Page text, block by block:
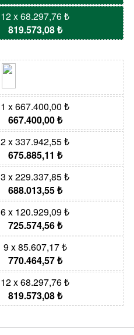
12 x 68.297,76 ₺
819.573,08 ₺
1 x 667.400,00 ₺
667.400,00 ₺
2 x 337.942,55 ₺
675.885,11 ₺
3 x 229.337,85 ₺
688.013,55 ₺
6 x 120.929,09 ₺
725.574,56 ₺
9 x 85.607,17 ₺
770.464,57 ₺
12 x 68.297,76 ₺
819.573,08 ₺